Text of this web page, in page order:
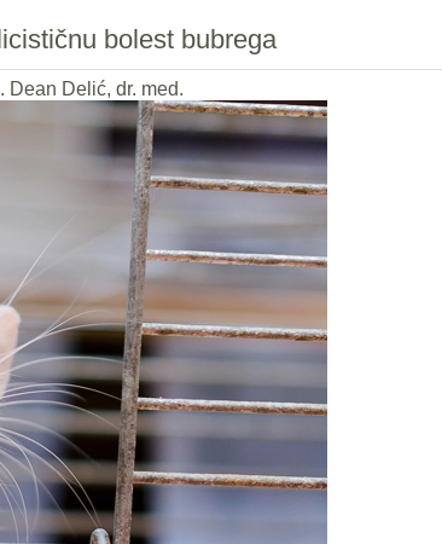
bolest bubrega
Dean Delić, dr. med.